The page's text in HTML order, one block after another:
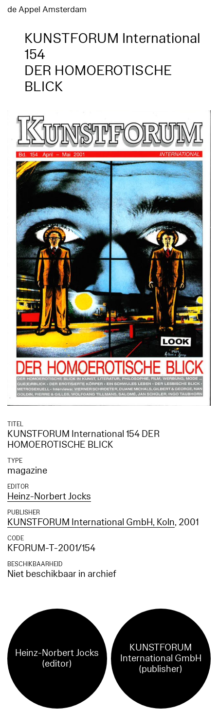
de Appel Amsterdam
KUNSTFORUM International
154
DER HOMOEROTISCHE
BLICK
TITEL
KUNSTFORUM International 154 DER
HOMOEROTISCHE BLICK
TYPE
magazine
EDITOR
Heinz-Norbert Jocks
PUBLISHER
KUNSTFORUM International GmbH, Koln, 2001
CODE
KFORUM-T-2001/154
BESCHIKBAARHEID
Niet beschikbaar in archief
Heinz-Norbert Jocks
(editor)
KUNSTFORUM
International GmbH
(publisher)